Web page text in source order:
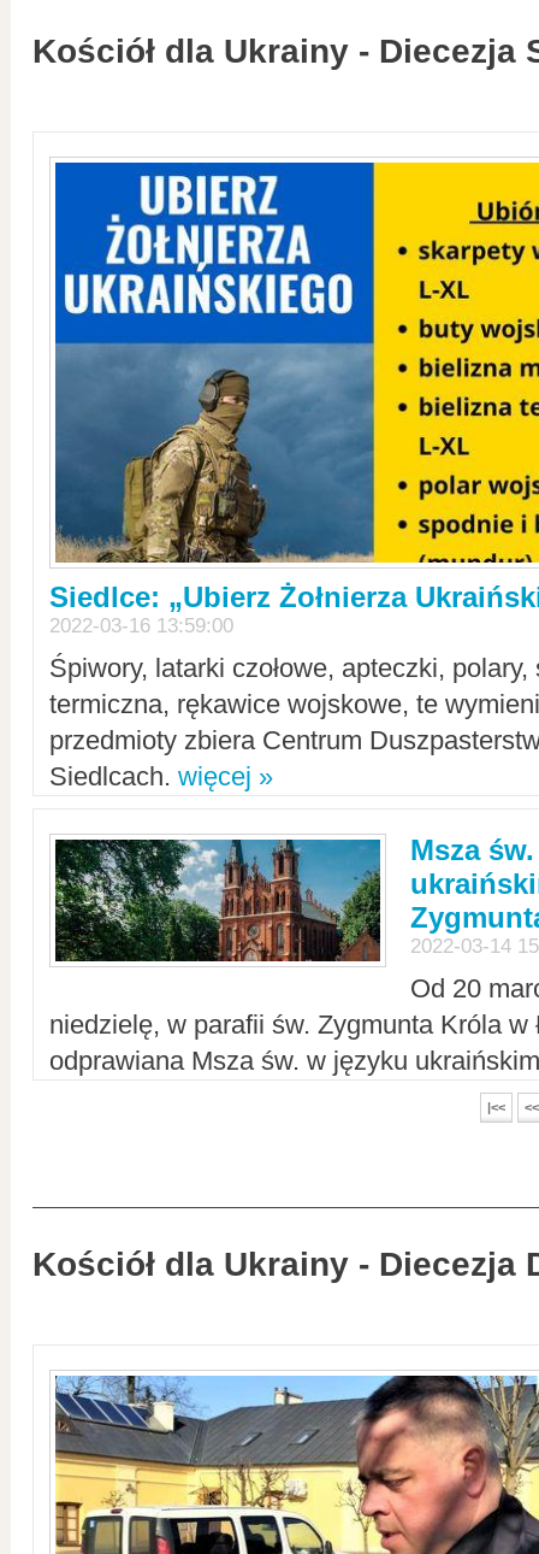
Kościół dla Ukrainy - Diecezja
Siedlce: „Ubierz Żołnierza
2022-03-16 13:59:00
Śpiwory, latarki czołowe, apteczki,
termiczna, rękawice wojskowe, te
przedmioty zbiera Centrum
Siedlcach. więcej »
Msza
2022-03-14
Od 20
niedzielę, w parafii św. Zygmunta Króla w
odprawiana Msza św. w języku
|<< <<
Kościół dla Ukrainy - Diecezja